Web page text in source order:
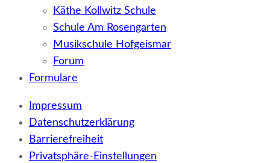
Käthe Kollwitz Schule
Schule Am Rosengarten
Musikschule Hofgeismar
Forum
Formulare
Impressum
Datenschutzerklärung
Barrierefreiheit
Privatsphäre-Einstellungen